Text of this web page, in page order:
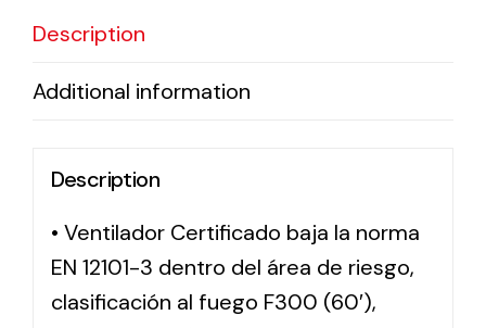
Description
Additional information
Description
• Ventilador Certificado baja la norma
EN 12101-3 dentro del área de riesgo,
clasificación al fuego F300 (60′),